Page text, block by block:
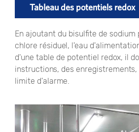
Tableau des potentiels redox
En ajoutant du bisulfite de sodium
chlore résiduel, l'eau
d'une table de potentiel redox, il
instructions, des enregistrements,
limite d'alarme.